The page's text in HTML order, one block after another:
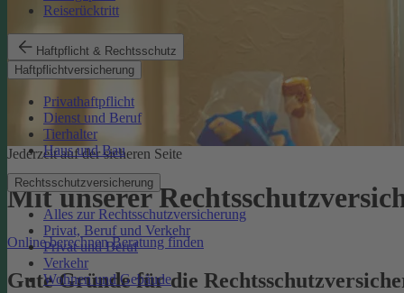
Reiserücktritt
Haftpflicht & Rechtsschutz
Haftpflichtversicherung
Privathaftpflicht
Dienst und Beruf
Tierhalter
Haus und Bau
Rechtsschutzversicherung
Alles zur Rechtsschutzversicherung
Privat, Beruf und Verkehr
Privat und Beruf
Verkehr
Wohnen und Gebäude
Jederzeit auf der sicheren Seite
Mit unserer
Online berechnen Beratung finden
Gute Gründe für die